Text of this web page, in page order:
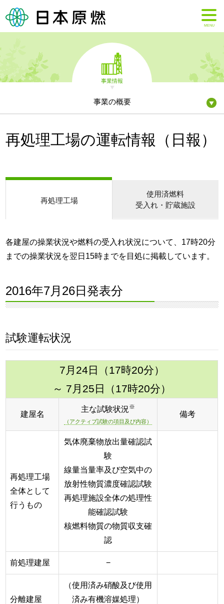
MENU
事業情報
事業の概要
再処理工場の運転情報（日報）
再処理工場
使用済燃料
受入れ・貯蔵施設
各建屋の操業状況や燃料の受入れ状況について、17時20分
までの操業状況を翌日15時までを目処に掲載しています。
2016年7月26日発表分
試験運転状況
7月24日（17時20分）
～ 7月25日（17時20分）
建屋名
主な試験状況※
（アクティブ試験の項目及び内容）
備考
再処理工場
全体として
行うもの
気体廃棄物放出量確認試
験
線量当量率及び空気中の
放射性物質濃度確認試験
再処理施設全体の処理性
能確認試験
核燃料物質の物質収支確
認
前処理建屋 −
分離建屋
（使用済み硝酸及び使用
済み有機溶媒処理）